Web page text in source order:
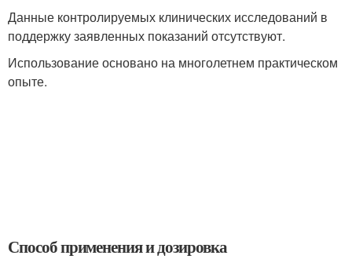
Данные контролируемых клинических исследований в
поддержку заявленных показаний отсутствуют.
Использование основано на многолетнем практическом
опыте.
Способ применения и дозировка